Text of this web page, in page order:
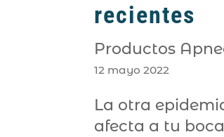
recientes
Productos
12 mayo 2022
La otra
afecta a tu